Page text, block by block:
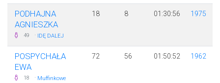
PODHAJNA
AGNIESZKA
49 · IDĘ DALEJ
18 8 01:30:56 1975
POSPYCHAŁA
EWA
18 · Muffinkowe
72 56 01:50:52 1962